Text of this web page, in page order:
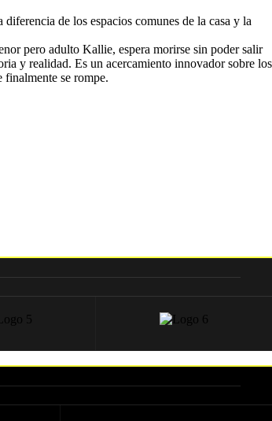
de los espacios comunes de la casa y la
pero adulto Kallie, espera morirse sin poder salir
y realidad. Es un acercamiento innovador sobre los
finalmente se rompe.